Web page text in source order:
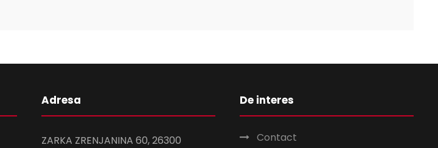
Adresa
ZARKA ZRENJANINA 60, 26300
De interes
Contact